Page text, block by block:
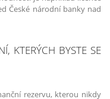
České národní banky nad
KTERÝCH BYSTE SE
rezervu, kterou nikdy